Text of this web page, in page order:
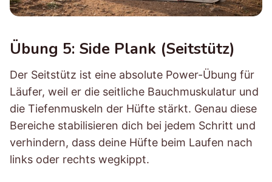
Übung 5: Side Plank (Seitstütz)
Der Seitstütz ist eine absolute Power-Übung für
Läufer, weil er die seitliche Bauchmuskulatur und
die Tiefenmuskeln der Hüfte stärkt. Genau diese
Bereiche stabilisieren dich bei jedem Schritt und
verhindern, dass deine Hüfte beim Laufen nach
links oder rechts wegkippt.